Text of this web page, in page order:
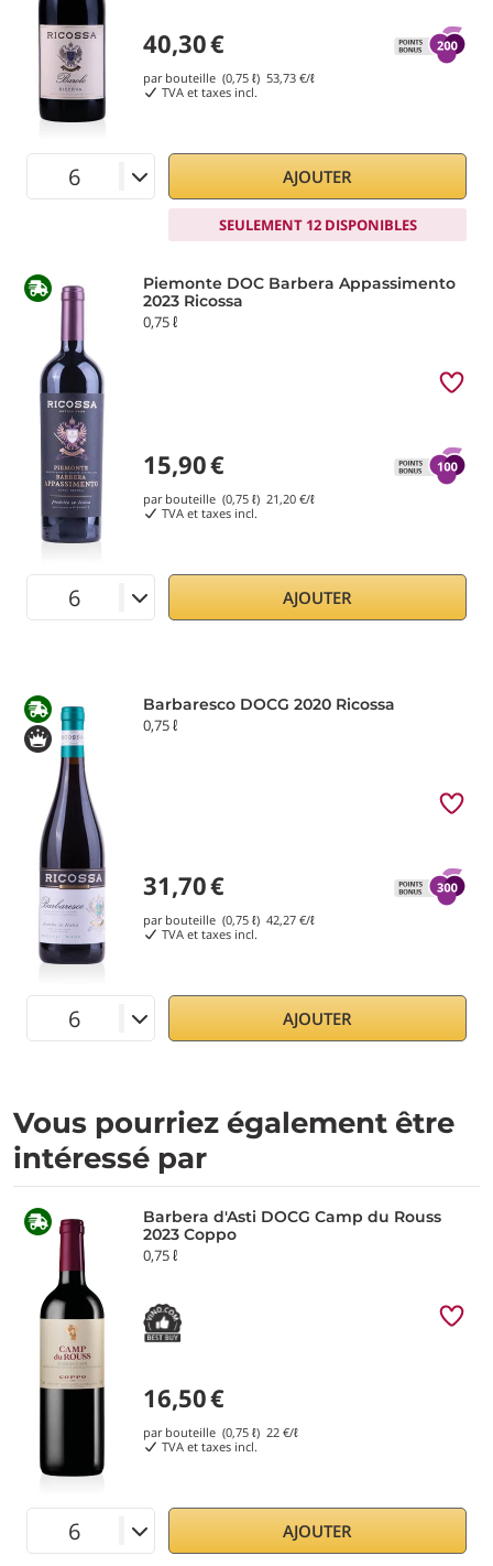
40,30€
par bouteille (0,75 ℓ) 53,73 €/ℓ
TVA et taxes incl.
AJOUTER
SEULEMENT 12 DISPONIBLES
Piemonte DOC Barbera Appassimento
2023 Ricossa
0,75 ℓ
15,90€
par bouteille (0,75 ℓ) 21,20 €/ℓ
TVA et taxes incl.
AJOUTER
Barbaresco DOCG 2020 Ricossa
0,75 ℓ
31,70€
par bouteille (0,75 ℓ) 42,27 €/ℓ
TVA et taxes incl.
AJOUTER
Vous pourriez également être
intéressé par
Barbera d'Asti DOCG Camp du Rouss
2023 Coppo
0,75 ℓ
16,50€
par bouteille (0,75 ℓ) 22 €/ℓ
TVA et taxes incl.
AJOUTER